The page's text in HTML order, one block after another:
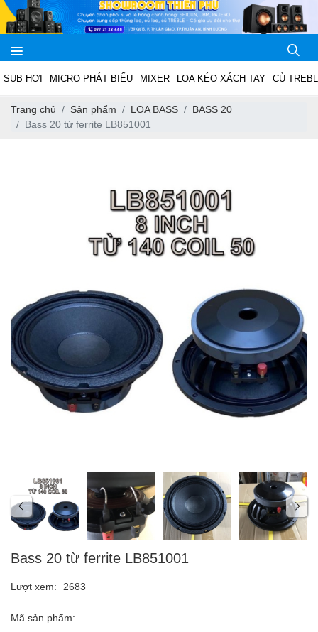
SUB HƠI MICRO PHÁT BIỂU MIXER LOA KÉO XÁCH TAY CỦ
Trang chủ Sản phẩm LOA BASS
BASS 20
Bass 20 từ ferrite LB851001
Bass 20 từ ferrite LB851001
Lượt xem: 2683
Mã sản phẩm: